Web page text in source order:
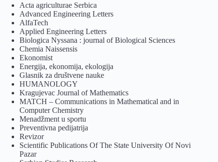
Acta agriculturae Serbica
Advanced Engineering Letters
AlfaTech
Applied Engineering Letters
Biologica Nyssana : journal of Biological Sciences
Chemia Naissensis
Ekonomist
Energija, ekonomija, ekologija
Glasnik za društvene nauke
HUMANOLOGY
Kragujevac Journal of Mathematics
MATCH – Communications in Mathematical and in
Computer Chemistry
Menadžment u sportu
Preventivna pedijatrija
Revizor
Scientific Publications Of The State University Of Novi
Pazar